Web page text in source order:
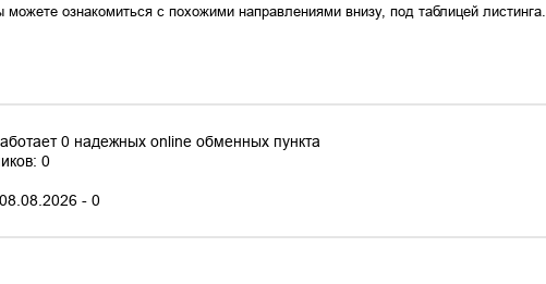
можете ознакомиться с похожими направлениями внизу, под таблицей листинга.
0 надежных online обменных пункта
0
- 0